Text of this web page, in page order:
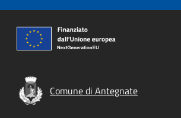
Comune di Antegnate